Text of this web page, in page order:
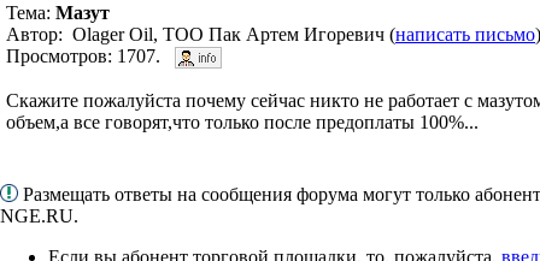
Тема: Мазут
Автор: Olager Oil, ТОО Пак Артем Игоревич (написать письмо
Просмотров: 1707.
Скажите пожалуйста почему сейчас никто не работает с
объем,а все говорят,что только после предоплаты 100%...
Размещать ответы на сообщения форума могут только
NGE.RU.
Если вы абонент торговой площадки, то, пожалуйста,